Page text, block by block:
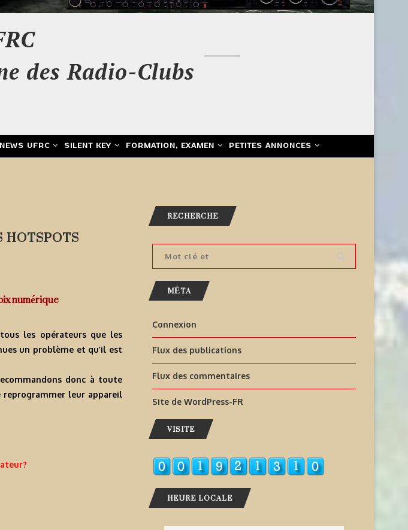
des Radio-Clubs
NEWS UFRC SILENT KEY FORMATION, EXAMEN PETITES ANNONCES
numérique
les opérateurs que les
un problème et qu’il est
donc à toute
reprogrammer leur appareil
RECHERCHE
MÉTA
Connexion
Flux des publications
Flux des commentaires
Site de WordPress-FR
VISITE
HEURE LOCALE